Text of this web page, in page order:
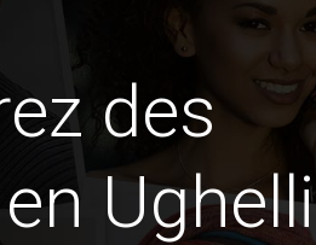
des
Ughelli